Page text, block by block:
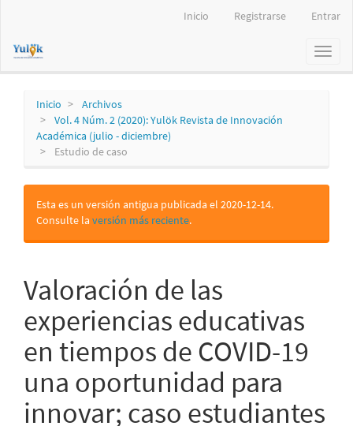
principal
Inicio Registrarse Entrar
Toggle
Inicio
Archivos
Vol. 4 Núm. 2 (2020): Yulök Revista de Innovación
Académica (julio - diciembre)
Estudio de caso
Esta es un versión antigua publicada el 2020-12-14.
Consulte la versión más reciente.
Valoración de las
experiencias educativas
en tiempos de COVID-19
una oportunidad para
innovar; caso estudiantes